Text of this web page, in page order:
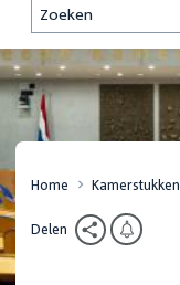
Zoeken
Home Kamerstukken
Delen